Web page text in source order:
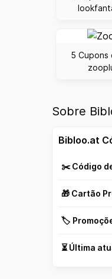
5
Sobre
Bibloo.at
✂️ Código
🎁 Cartão
🏷️
⏳ Última